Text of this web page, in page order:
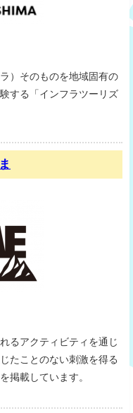
）そのものを地域固有の
する「インフラツーリズ
るアクティビティを通じ
たことのない刺激を得る
掲載しています。